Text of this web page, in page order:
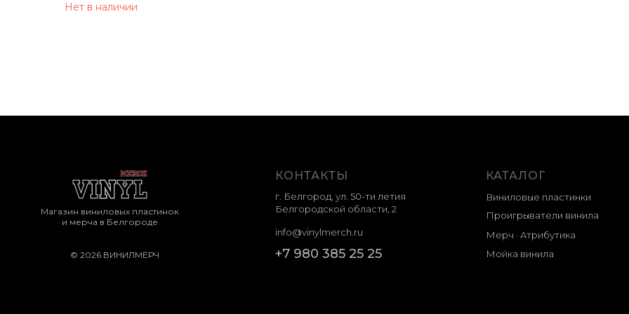
Нет в наличии
КОНТАКТЫ
г. Белгород, ул. 50-ти летия
Белгородской области, 2
КАТАЛОГ
Виниловые пластинки
+7 980 385 25 25
Магазин виниловых пластинок
и мерча в Белгороде
Проигрыватели винила
Мерч · Атрибутика
Мойка винила
© 2026 ВИНИЛМЕРЧ
info@vinylmerch.ru